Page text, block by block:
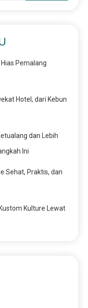
Pemalang
Hotel, dari Kebun
dan Lebih
Ini
Sehat, Praktis, dan
Kulture Lewat